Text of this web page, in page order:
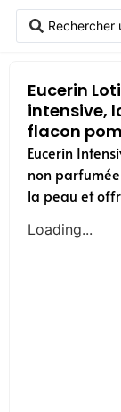
Eucerin
intensive,
flacon
Eucerin
non
la peau et
Loading...